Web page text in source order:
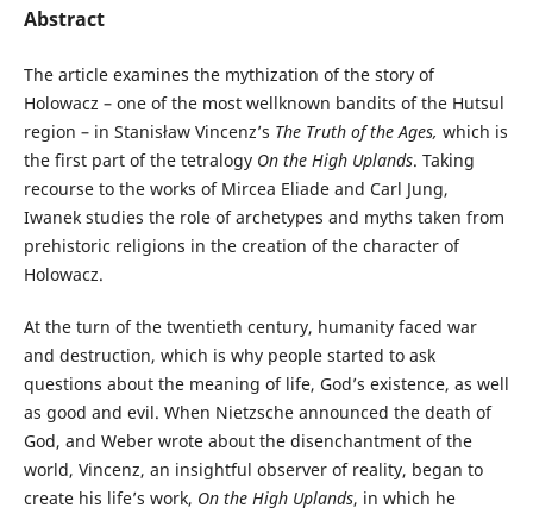
Abstract
The article examines the mythization of the story of
Holowacz – one of the most wellknown bandits of the Hutsul
region – in Stanisław Vincenz’s The Truth of the Ages, which is
the first part of the tetralogy On the High Uplands. Taking
recourse to the works of Mircea Eliade and Carl Jung,
Iwanek studies the role of archetypes and myths taken from
prehistoric religions in the creation of the character of
Holowacz.
At the turn of the twentieth century, humanity faced war
and destruction, which is why people started to ask
questions about the meaning of life, God’s existence, as well
as good and evil. When Nietzsche announced the death of
God, and Weber wrote about the disenchantment of the
world, Vincenz, an insightful observer of reality, began to
create his life’s work, On the High Uplands, in which he